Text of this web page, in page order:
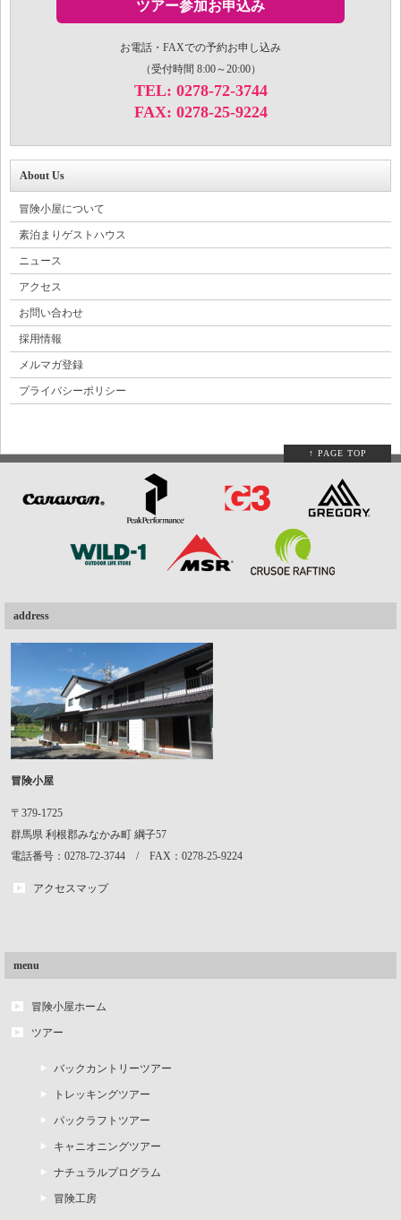
ツアー参加お申込み
お電話・FAXでの予約お申し込み
（受付時間 8:00～20:00）
TEL: 0278-72-3744
FAX: 0278-25-9224
About Us
冒険小屋について
素泊まりゲストハウス
ニュース
アクセス
お問い合わせ
採用情報
メルマガ登録
プライバシーポリシー
↑ PAGE TOP
address
冒険小屋
〒379-1725
群馬県 利根郡みなかみ町 綱子57
電話番号：0278-72-3744 / FAX：0278-25-9224
アクセスマップ
menu
冒険小屋ホーム
ツアー
バックカントリーツアー
トレッキングツアー
パックラフトツアー
キャニオニングツアー
ナチュラルプログラム
冒険工房